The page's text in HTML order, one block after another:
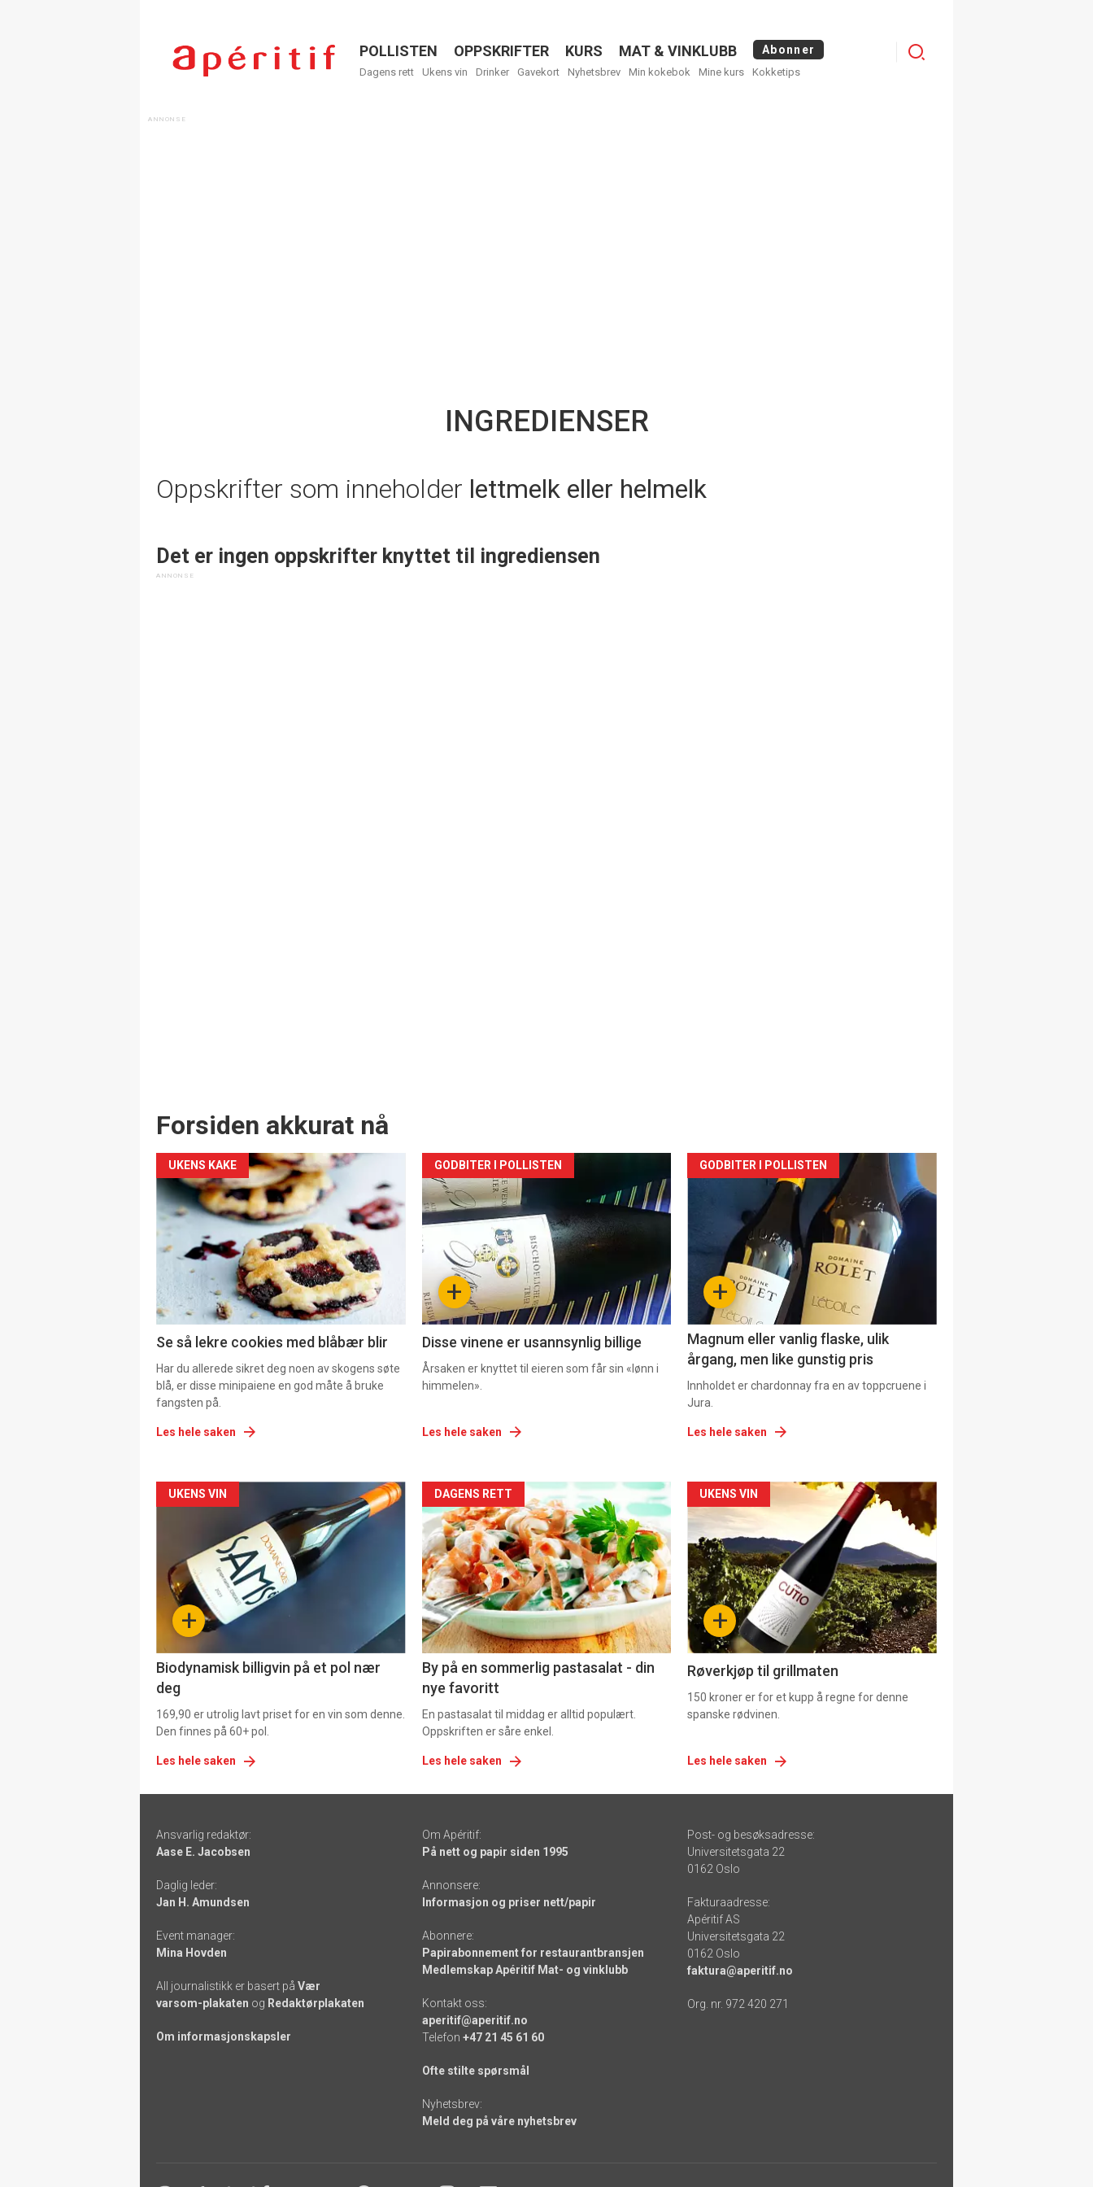
Menu
POLLISTEN OPPSKRIFTER KURS MAT & VINKLUBB Abonner
Dagens rett Ukens vin Drinker Gavekort Nyhetsbrev Min kokebok Mine kurs Kokketips
Logg
INGREDIENSER
Oppskrifter som inneholder lettmelk eller helmelk
Det er ingen oppskrifter knyttet til ingrediensen
Forsiden akkurat nå
UKENS KAKE
Se så lekre cookies med blåbær blir
Har du allerede sikret deg noen av skogens søte
blå, er disse minipaiene en god måte å bruke
fangsten på.
Les hele saken
Forsiden
akkurat
nå
2 +
GODBITER I POLLISTEN
Disse vinene er usannsynlig billige
Årsaken er knyttet til eieren som får sin «lønn i
himmelen».
Les hele saken
Forsiden
akkurat
nå
+
GODBITER I POLLISTEN
Magnum eller vanlig flaske, ulik
årgang, men like gunstig pris
Innholdet er chardonnay fra en av toppcruene i
Jura.
Les hele saken
Forsiden
akkurat
nå
-
+
UKENS VIN
Biodynamisk billigvin på et pol nær
deg
169,90 er utrolig lavt priset for en vin som denne.
Den finnes på 60+ pol.
Les hele saken
Forsiden
akkurat
nå
-
5
DAGENS RETT
By på en sommerlig pastasalat - din
nye favoritt
En pastasalat til middag er alltid populært.
Oppskriften er såre enkel.
Les hele saken
Forsiden
akkurat
nå
-
6 +
UKENS VIN
Røverkjøp til grillmaten
150 kroner er for et kupp å regne for denne
spanske rødvinen.
Les hele saken
-
links
Ansvarlig redaktør:
Aase E. Jacobsen
Daglig leder:
Jan H. Amundsen
Event manager:
Mina Hovden
All journalistikk er basert på Vær
varsom-plakaten og Redaktørplakaten
Om informasjonskapsler
Om Apéritif:
På nett og papir siden 1995
Annonsere:
Informasjon og priser nett/papir
Abonnere:
Papirabonnement for restaurantbransjen
Medlemskap Apéritif Mat- og vinklubb
Kontakt oss:
aperitif@aperitif.no
Telefon +47 21 45 61 60
Ofte stilte spørsmål
Nyhetsbrev:
Meld deg på våre nyhetsbrev
Post- og besøksadresse:
Universitetsgata 22
0162 Oslo
Fakturaadresse:
Apéritif AS
Universitetsgata 22
0162 Oslo
faktura@aperitif.no
Org. nr. 972 420 271
Footer